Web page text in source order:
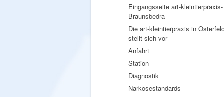
Eingangsseite art-kleintierpraxis-
Braunsbedra
Die art-kleintierpraxis in
stellt sich vor
Anfahrt
Station
Diagnostik
Narkosestandards